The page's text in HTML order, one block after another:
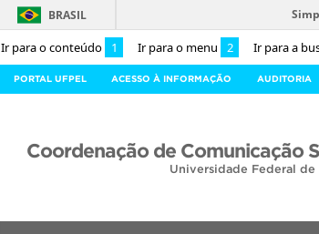
Ir para o conteúdo 1 Ir para o menu 2 Ir para a
BRASIL
PORTAL UFPEL ACESSO À INFORMAÇÃO AUDITORIA
Coordenação de Comunicação
Universidade Federal de